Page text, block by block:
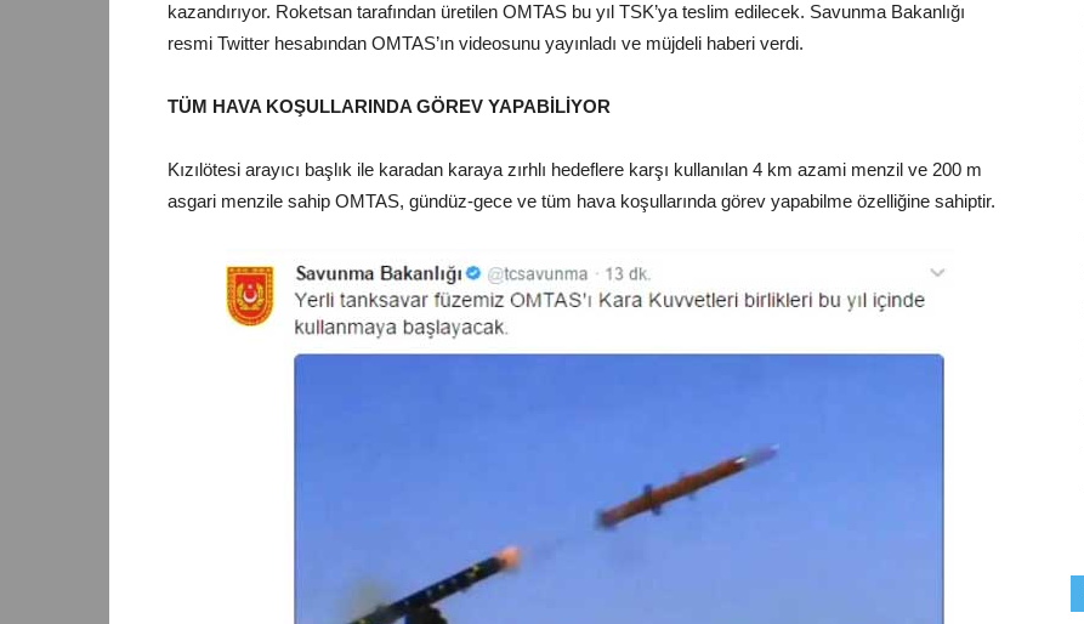
kazandırıyor. Roketsan tarafından üretilen OMTAS bu yıl TSK’ya teslim edilecek. Savunma Bakanlığı
resmi Twitter hesabından OMTAS’ın videosunu yayınladı ve müjdeli haberi verdi.
TÜM HAVA KOŞULLARINDA GÖREV YAPABİLİYOR
Kızılötesi arayıcı başlık ile karadan karaya zırhlı hedeflere karşı kullanılan 4 km azami menzil ve 200 m
asgari menzile sahip OMTAS, gündüz-gece ve tüm hava koşullarında görev yapabilme özelliğine sahiptir.